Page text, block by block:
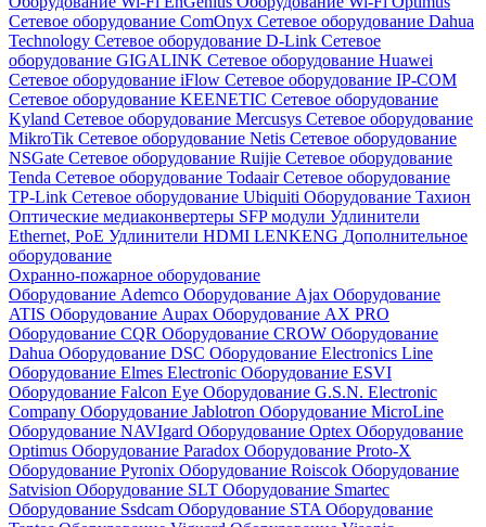
Сетевое оборудование ComOnyx Сетевое оборудование Dahua
Technology Сетевое оборудование D-Link Сетевое
оборудование GIGALINK Сетевое оборудование Huawei
Сетевое оборудование iFlow Сетевое оборудование IP-COM
Сетевое оборудование KEENETIC Сетевое оборудование
Kyland Сетевое оборудование Mercusys Сетевое оборудование
MikroTik Сетевое оборудование Netis Сетевое оборудование
NSGate Сетевое оборудование Ruijie Сетевое оборудование
Tenda Сетевое оборудование TodaairСетевое оборудование
TP-Link Сетевое оборудование Ubiquiti Оборудование Тахион
Оптические медиаконвертеры SFP модули Удлинители
Ethernet, PoE Удлинители HDMI LENKENG Дополнительное
оборудование
Охранно-пожарное оборудование
Оборудование Ademco Оборудование Ajax Оборудование
ATIS Оборудование Aupax Оборудование AX PRO
Оборудование CQR Оборудование CROW Оборудование
Dahua Оборудование DSC Оборудование Electronics Line
Оборудование Elmes Electronic Оборудование ESVI
Оборудование Falcon Eye Оборудование G.S.N. Electronic
Company Оборудование Jablotron Оборудование MicroLine
Оборудование NAVIgard Оборудование Optex Оборудование
Optimus Оборудование Paradox Оборудование Proto-X
Оборудование Pyronix Оборудование Roiscok Оборудование
Satvision Оборудование SLT Оборудование Smartec
Оборудование Ssdcam Оборудование STA Оборудование